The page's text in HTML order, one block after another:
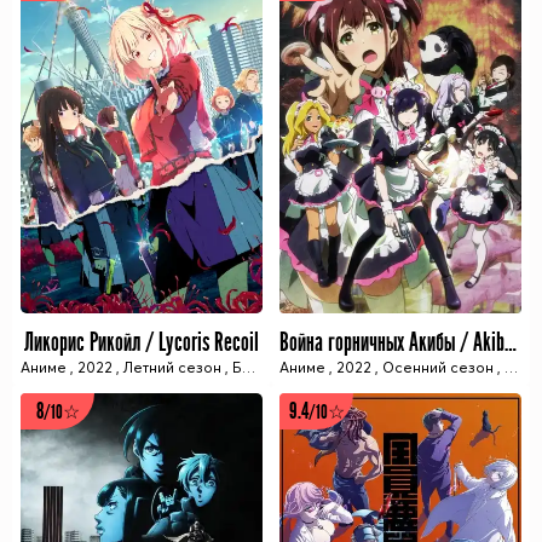
Ликорис Рикойл / Lycoris Recoil
Аниме , 2022 ,Летний сезон , Боевик ,Приключения,Работа/Карьера
12 ИЗ 12 СЕРИЙ
Война горничных Акибы / Akiba Meido Sensou
Аниме , 2022 , Осенний сезон ,
8/10☆ 9.4/10☆